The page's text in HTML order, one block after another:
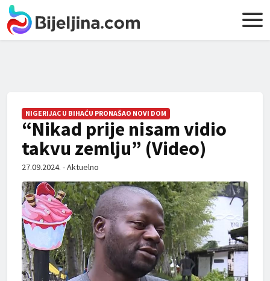
NIGERIJAC U BIHAĆU PRONAŠAO NOVI DOM
“Nikad prije nisam vidio
takvu zemlju” (Video)
27.09.2024. - Aktuelno